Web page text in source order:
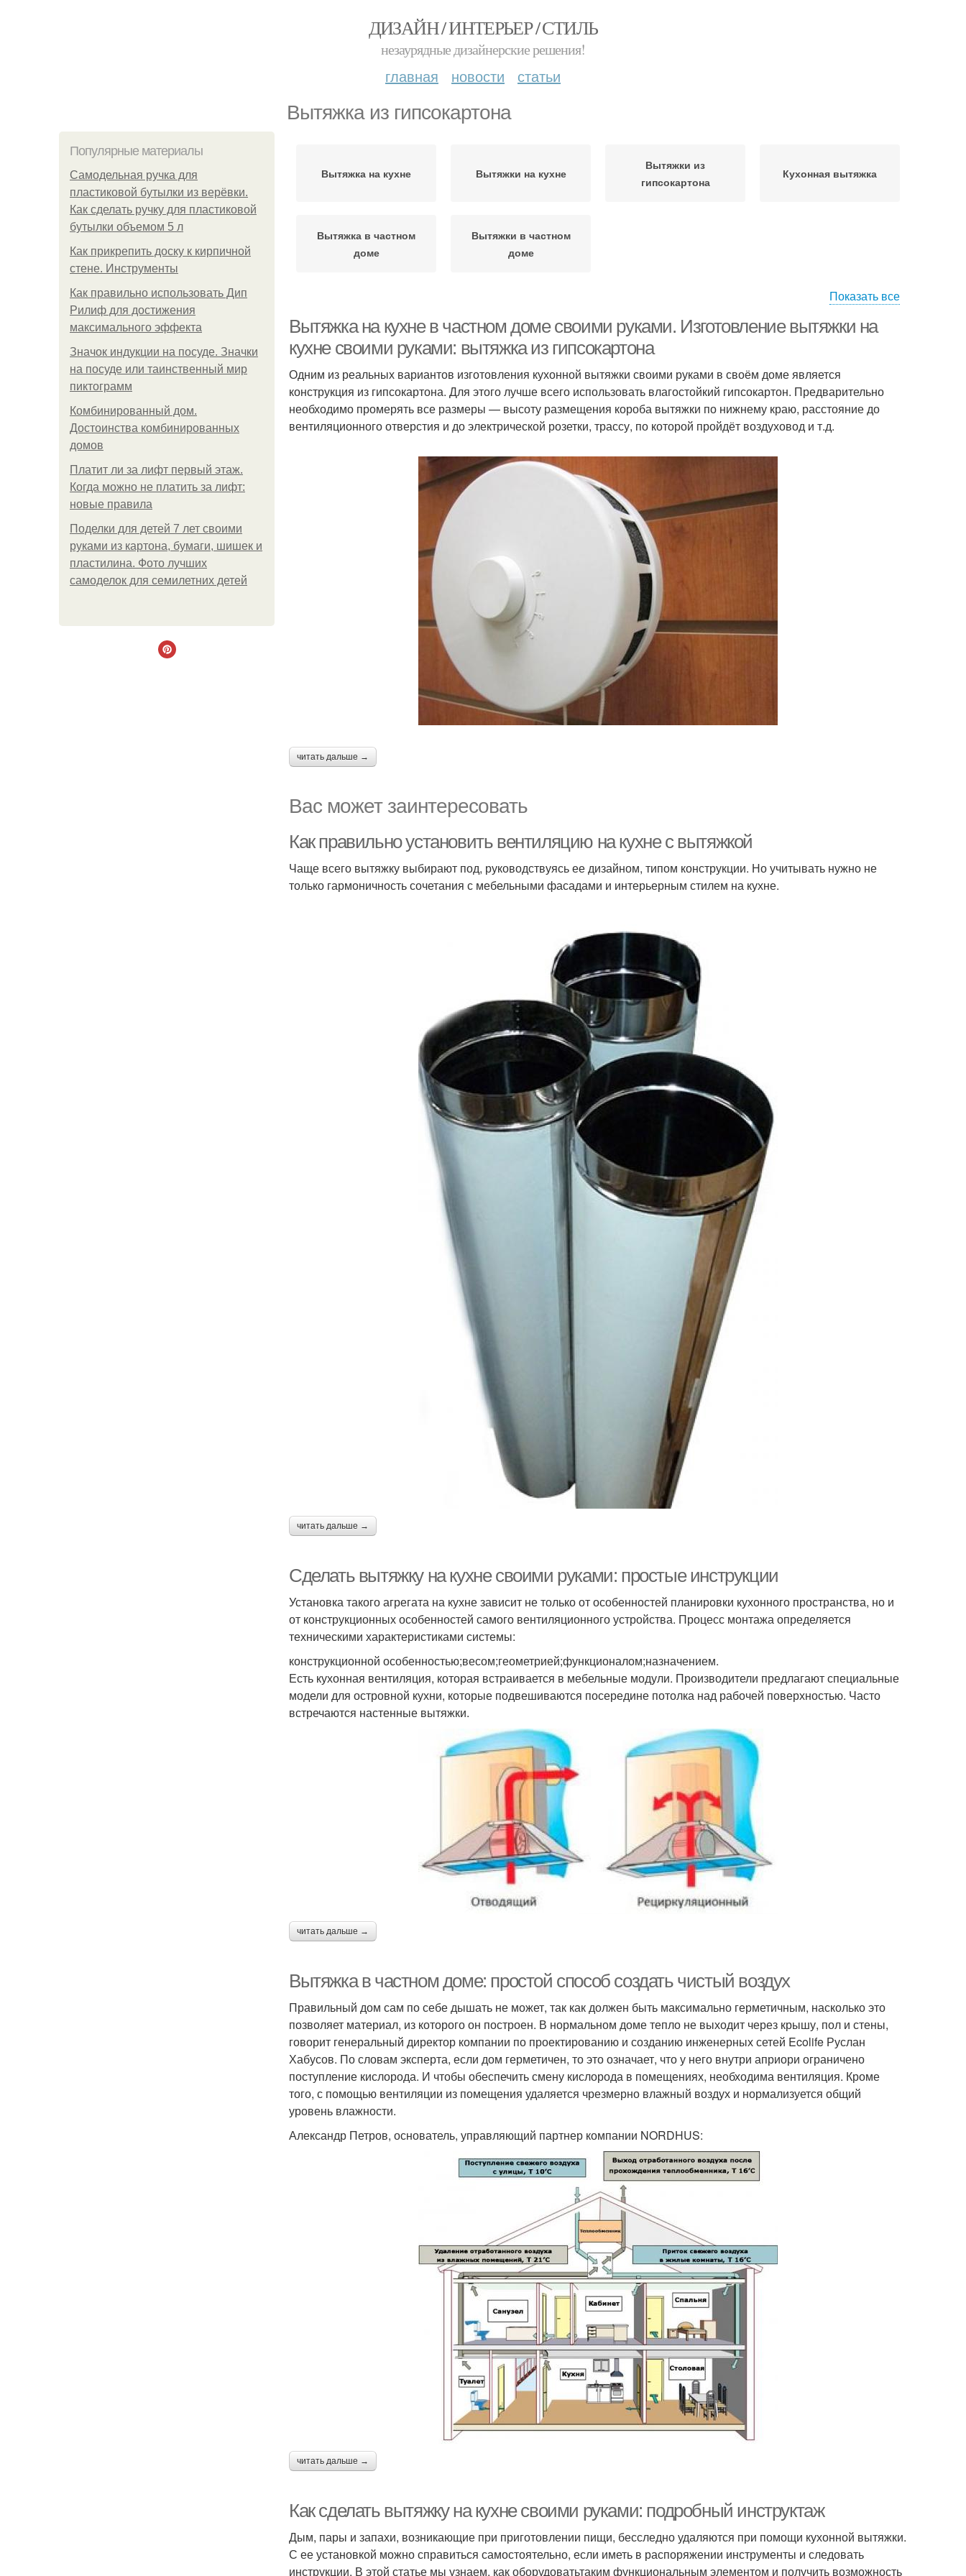
ДИЗАЙН / ИНТЕРЬЕР / СТИЛЬ
незаурядные дизайнерские решения!
главная новости статьи
Вытяжка из гипсокартона
Популярные материалы
Самодельная ручка для
пластиковой бутылки из верёвки.
Как сделать ручку для пластиковой
бутылки объемом 5 л
Как прикрепить доску к кирпичной
стене. Инструменты
Как правильно использовать Дип
Рилиф для достижения
максимального эффекта
Значок индукции на посуде. Значки
на посуде или таинственный мир
пиктограмм
Комбинированный дом.
Достоинства комбинированных
домов
Платит ли за лифт первый этаж.
Когда можно не платить за лифт:
новые правила
Поделки для детей 7 лет своими
руками из картона, бумаги, шишек и
пластилина. Фото лучших
самоделок для семилетних детей
Вытяжка на кухне Вытяжки на кухне
Вытяжки из
гипсокартона
Кухонная вытяжка
Вытяжка в частном
доме
Вытяжки в частном
доме
Показать все
Вытяжка на кухне в частном доме своими руками. Изготовление вытяжки на
кухне своими руками: вытяжка из гипсокартона
Одним из реальных вариантов изготовления кухонной вытяжки своими руками в своём доме является
конструкция из гипсокартона. Для этого лучше всего использовать влагостойкий гипсокартон. Предварительно
необходимо промерять все размеры — высоту размещения короба вытяжки по нижнему краю, расстояние до
вентиляционного отверстия и до электрической розетки, трассу, по которой пройдёт воздуховод и т.д.
читать дальше →
Вас может заинтересовать
Как правильно установить вентиляцию на кухне с вытяжкой
Чаще всего вытяжку выбирают под, руководствуясь ее дизайном, типом конструкции. Но учитывать нужно не
только гармоничность сочетания с мебельными фасадами и интерьерным стилем на кухне.
читать дальше →
Сделать вытяжку на кухне своими руками: простые инструкции
Установка такого агрегата на кухне зависит не только от особенностей планировки кухонного пространства, но и
от конструкционных особенностей самого вентиляционного устройства. Процесс монтажа определяется
техническими характеристиками системы:
конструкционной особенностью;весом;геометрией;функционалом;назначением.
Есть кухонная вентиляция, которая встраивается в мебельные модули. Производители предлагают специальные
модели для островной кухни, которые подвешиваются посередине потолка над рабочей поверхностью. Часто
встречаются настенные вытяжки.
читать дальше →
Вытяжка в частном доме: простой способ создать чистый воздух
Правильный дом сам по себе дышать не может, так как должен быть максимально герметичным, насколько это
позволяет материал, из которого он построен. В нормальном доме тепло не выходит через крышу, пол и стены,
говорит генеральный директор компании по проектированию и созданию инженерных сетей Ecolife Руслан
Хабусов. По словам эксперта, если дом герметичен, то это означает, что у него внутри априори ограничено
поступление кислорода. И чтобы обеспечить смену кислорода в помещениях, необходима вентиляция. Кроме
того, с помощью вентиляции из помещения удаляется чрезмерно влажный воздух и нормализуется общий
уровень влажности.
Александр Петров, основатель, управляющий партнер компании NORDHUS:
читать дальше →
Как сделать вытяжку на кухне своими руками: подробный инструктаж
Дым, пары и запахи, возникающие при приготовлении пищи, бесследно удаляются при помощи кухонной вытяжки.
С ее установкой можно справиться самостоятельно, если иметь в распоряжении инструменты и следовать
инструкции. В этой статье мы узнаем, как оборудоватьтаким функциональным элементом и получить возможность